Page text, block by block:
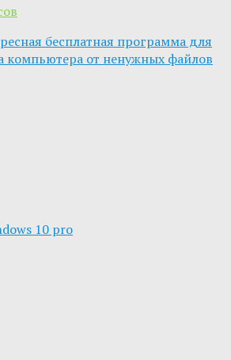
бесплатная программа для
компьютера от ненужных файлов
10 pro